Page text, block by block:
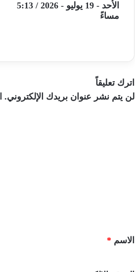
الأحد - 19 يوليو - 2026 / 5:13
مساءً
اترك تعليقاً
لن يتم نشر عنوان بريدك الإلكتروني.
الاسم *